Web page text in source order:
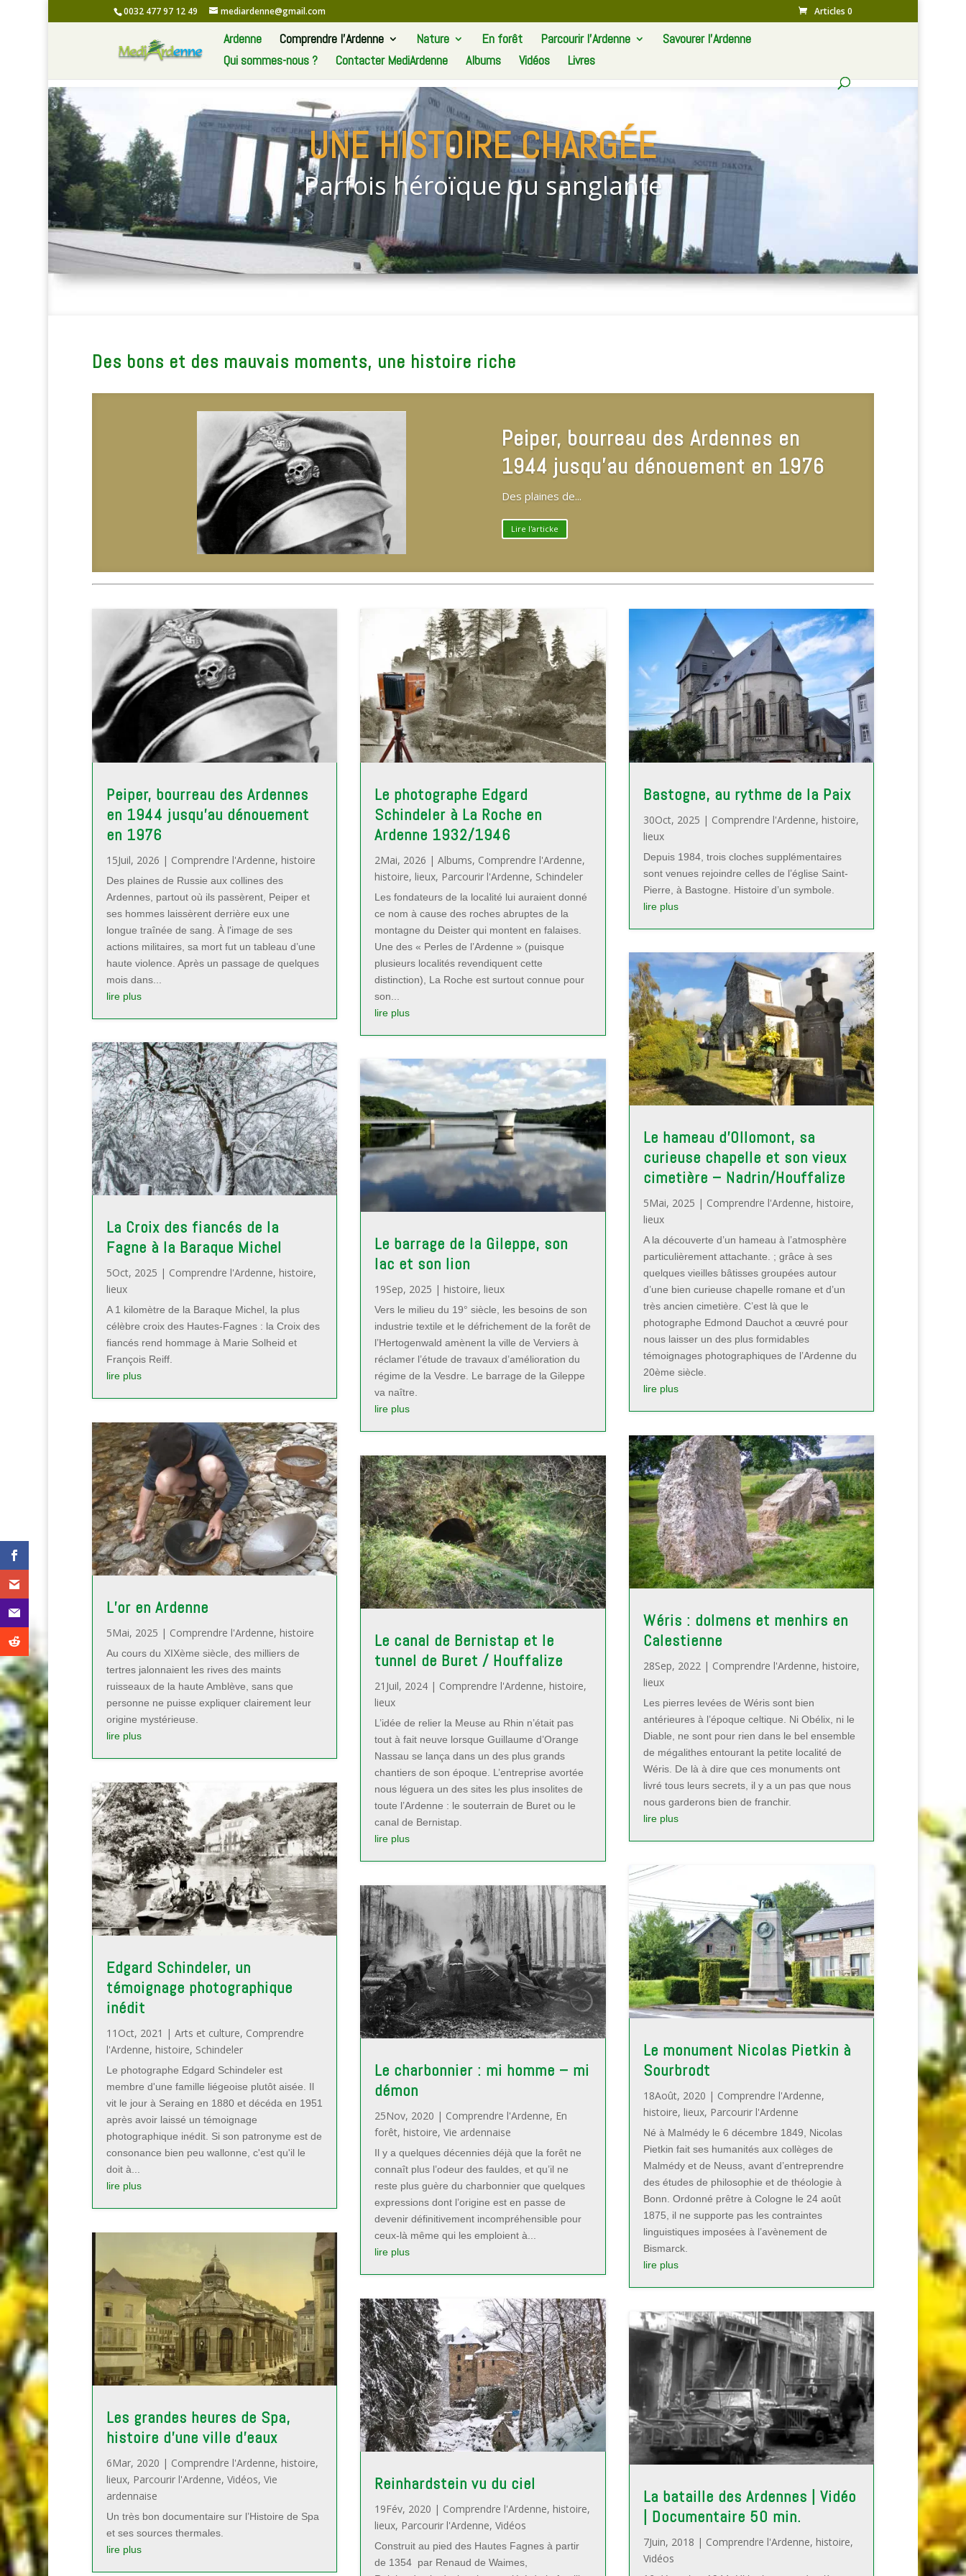
0032 477 97 12 49 mediardenne@gmail.com Articles 0
Ardenne Comprendre l’Ardenne Nature En forêt Parcourir l’Ardenne
Savourer l’Ardenne
Qui sommes-nous ?
Contacter MediArdenne Albums Vidéos Livres
UNE HISTOIRE CHARGÉE
Parfois héroïque ou sanglante
Des bons et des mauvais moments, une histoire riche
Le photographe Edgard Schindeler à
La Roche en Ardenne 1932/1946
Les fondateurs de...
Lire l'articke
Peiper, bourreau des Ardennes
en 1944 jusqu’au dénouement
en 1976
15Juil, 2026 | Comprendre l'Ardenne, histoire
Des plaines de Russie aux collines des
Ardennes, partout où ils passèrent, Peiper et
ses hommes laissèrent derrière eux une
longue traînée de sang. À l'image de ses
actions militaires, sa mort fut un tableau d’une
haute violence. Après un passage de quelques
mois dans...
lire plus
La Croix des fiancés de la
Fagne à la Baraque Michel
5Oct, 2025 | Comprendre l'Ardenne, histoire,
lieux
A 1 kilomètre de la Baraque Michel, la plus
célèbre croix des Hautes-Fagnes : la Croix des
fiancés rend hommage à Marie Solheid et
François Reiff.
lire plus
L’or en Ardenne
5Mai, 2025 | Comprendre l'Ardenne, histoire
Au cours du XIXème siècle, des milliers de
tertres jalonnaient les rives des maints
ruisseaux de la haute Amblève, sans que
personne ne puisse expliquer clairement leur
origine mystérieuse.
lire plus
Edgard Schindeler, un
témoignage photographique
inédit
11Oct, 2021 | Arts et culture, Comprendre
l'Ardenne, histoire, Schindeler
Le photographe Edgard Schindeler est
membre d'une famille liégeoise plutôt aisée. Il
vit le jour à Seraing en 1880 et décéda en 1951
après avoir laissé un témoignage
photographique inédit. Si son patronyme est de
consonance bien peu wallonne, c'est qu'il le
doit à...
lire plus
Les grandes heures de Spa,
histoire d’une ville d’eaux
6Mar, 2020 | Comprendre l'Ardenne, histoire,
lieux, Parcourir l'Ardenne, Vidéos, Vie
ardennaise
Un très bon documentaire sur l’Histoire de Spa
et ses sources thermales.
lire plus
Le photographe Edgard
Schindeler à La Roche en
Ardenne 1932/1946
2Mai, 2026 |Albums, Comprendre l'Ardenne,
histoire,lieux, Parcourir l'Ardenne, Schindeler
Les fondateurs de la localité lui auraient donné
ce nom à cause des roches abruptes de la
montagne du Deister qui montent en falaises.
Une des « Perles de l’Ardenne » (puisque
plusieurs localités revendiquent cette
distinction), La Roche est surtout connue pour
son...
lire plus
Le barrage de la Gileppe, son
lac et son lion
19Sep, 2025 |histoire,lieux
Vers le milieu du 19° siècle, les besoins de son
industrie textile et le défrichement de la forêt de
l’Hertogenwald amènent la ville de Verviers à
réclamer l’étude de travaux d’amélioration du
régime de la Vesdre. Le barrage de la Gileppe
va naître.
lire plus
Le canal de Bernistap et le
tunnel de Buret / Houffalize
21Juil, 2024 | Comprendre l'Ardenne,histoire,
lieux
L’idée de relier la Meuse au Rhin n’était pas
tout à fait neuve lorsque Guillaume d’Orange
Nassau se lança dans un des plus grands
chantiers de son époque. L’entreprise avortée
nous léguera un des sites les plus insolites de
toute l’Ardenne : le souterrain de Buret ou le
canal de Bernistap.
lire plus
Le charbonnier : mi homme – mi
démon
25Nov, 2020 | Comprendre l'Ardenne, En
forêt,histoire,Vie ardennaise
Il y a quelques décennies déjà que la forêt ne
connaît plus l’odeur des fauldes, et qu’il ne
reste plus guère du charbonnier que quelques
expressions dont l’origine est en passe de
devenir définitivement incompréhensible pour
ceux-là même qui les emploient à...
lire plus
Reinhardstein vu du ciel
19Fév, 2020 | Comprendre l'Ardenne,histoire,
lieux, Parcourir l'Ardenne,Vidéos
Construit au pied des Hautes Fagnes à partir
de 1354 par Renaud de Waimes,
Bastogne, au rythme de la Paix
30Oct, 2025 | Comprendre l'Ardenne,histoire,
lieux
Depuis 1984, trois cloches supplémentaires
sont venues rejoindre celles de l’église Saint-
Pierre, à Bastogne. Histoire d’un symbole.
lire plus
Le hameau d’Ollomont, sa
curieuse chapelle et son vieux
cimetière – Nadrin/Houffalize
5Mai, 2025 | Comprendre l'Ardenne,histoire,
lieux
A la découverte d’un hameau à l’atmosphère
particulièrement attachante. ; grâce à ses
quelques vieilles bâtisses groupées autour
d’une bien curieuse chapelle romane et d’un
très ancien cimetière. C’est là que le
photographe Edmond Dauchot a œuvré pour
nous laisser un des plus formidables
témoignages photographiques de l’Ardenne du
20ème siècle.
lire plus
Wéris : dolmens et menhirs en
Calestienne
28Sep, 2022 | Comprendre l'Ardenne,histoire,
lieux
Les pierres levées de Wéris sont bien
antérieures à l’époque celtique. Ni Obélix, ni le
Diable, ne sont pour rien dans le bel ensemble
de mégalithes entourant la petite localité de
Wéris. De là à dire que ces monuments ont
livré tous leurs secrets, il y a un pas que nous
nous garderons bien de franchir.
lire plus
Le monument Nicolas Pietkin à
Sourbrodt
18Août, 2020 | Comprendre l'Ardenne,
histoire,lieux, Parcourir l'Ardenne
Né à Malmédy le 6 décembre 1849, Nicolas
Pietkin fait ses humanités aux collèges de
Malmédy et de Neuss, avant d’entreprendre
des études de philosophie et de théologie à
Bonn. Ordonné prêtre à Cologne le 24 août
1875, il ne supporte pas les contraintes
linguistiques imposées à l’avènement de
Bismarck.
lire plus
La bataille des Ardennes | Vidéo
| Documentaire 50 min.
7Juin, 2018 | Comprendre l'Ardenne,histoire,
Vidéos